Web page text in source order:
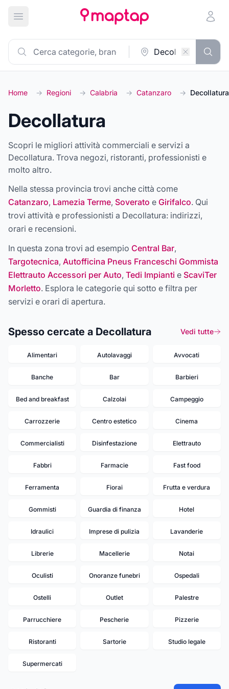
Apri menu principale
Home → Regioni → Calabria → Catanzaro → Decollatura
Decollatura
Scopri le migliori attività commerciali e servizi a
Decollatura. Trova negozi, ristoranti, professionisti e
molto altro.
Nella stessa provincia trovi anche città come
Catanzaro, Lamezia Terme, Soverato e Girifalco. Qui
trovi attività e professionisti a Decollatura: indirizzi,
orari e recensioni.
In questa zona trovi ad esempio Central Bar,
Targotecnica, Autofficina Pneus Franceschi Gommista
Elettrauto Accessori per Auto, Tedi Impianti e ScaviTer
Morletto. Esplora le categorie qui sotto e filtra per
servizi e orari di apertura.
Spesso cercate a Decollatura Vedi tutte
Alimentari Autolavaggi Avvocati
Banche Bar Barbieri
Bed and breakfast Calzolai Campeggio
Carrozzerie Centro estetico Cinema
Commercialisti Disinfestazione Elettrauto
Fabbri Farmacie Fast food
Ferramenta Fiorai Frutta e verdura
Gommisti Guardia di finanza Hotel
Idraulici Imprese di pulizia Lavanderie
Librerie Macellerie Notai
Oculisti Onoranze funebri Ospedali
Ostelli Outlet Palestre
Parrucchiere Pescherie Pizzerie
Ristoranti Sartorie Studio legale
Supermercati